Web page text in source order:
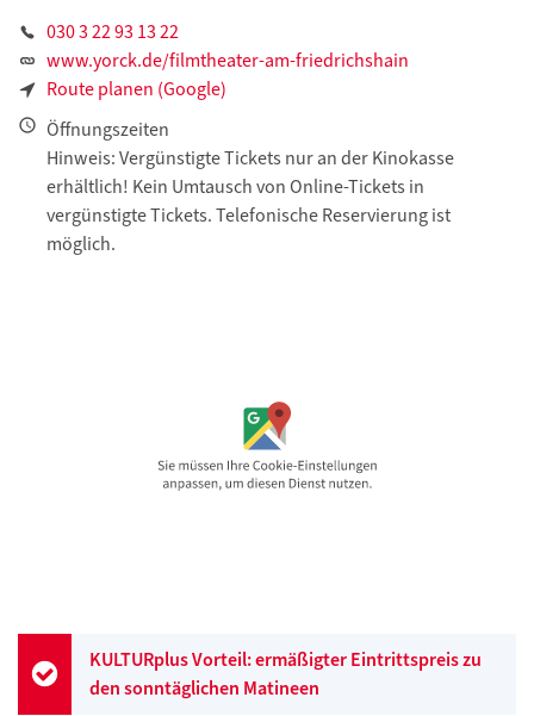
030 3 22 93 13 22
www.yorck.de/filmtheater-am-friedrichshain
Route planen (Google)
Öffnungszeiten
Hinweis: Vergünstigte Tickets nur an der Kinokasse
erhältlich! Kein Umtausch von Online-Tickets in
vergünstigte Tickets. Telefonische Reservierung ist
möglich.
KULTURplus Vorteil: ermäßigter Eintrittspreis zu
den sonntäglichen Matineen